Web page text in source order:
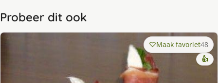
Probeer dit ook
Maak favoriet48
👍